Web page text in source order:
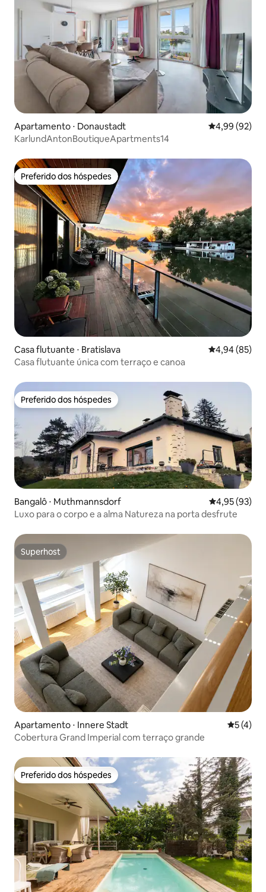
Apartamento ⋅ Donaustadt 4,99 de uma
4,99 (92)
KarlundAntonBoutiqueApartments14
Preferido dos hóspedes
Preferido dos hóspedes
Casa flutuante ⋅ Bratislava 4,94 de uma
4,94 (85)
Casa flutuante única com terraço e canoa
Preferido dos hóspedes
Preferido dos hóspedes
Bangalô ⋅ Muthmannsdorf 4,95 de uma
4,95 (93)
Luxo para o corpo e a alma Natureza na porta desfrute
Superhost
Superhost
Apartamento ⋅ Innere Stadt 5 de
5 (4)
Cobertura Grand Imperial com terraço grande
Preferido dos hóspedes
Preferido dos hóspedes